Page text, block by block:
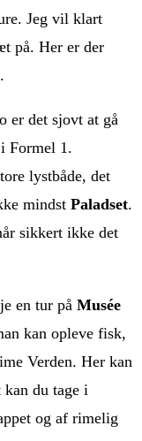
Jeg vil klart
på. Her er der
er det sjovt at gå
Formel 1.
lystbåde, det
mindst Paladset.
sikkert ikke det
en tur på Musée
kan opleve fisk,
Verden. Her kan
kan du tage i
og af rimelig